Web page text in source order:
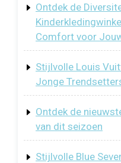
Ontdek de
Comfort voor
Stijlvolle Louis
Jonge
Ontdek de
van dit seizoen
Stijlvolle Blue